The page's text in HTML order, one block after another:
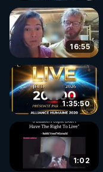
compléments :
seule vraie liberté.
20:08 – Ce
miracle : c’est un
Une pratique
engagement
souveraine.
21:10 – Conclusion
Changer de cap…
bon ?
16:55
1:35:50
1:02